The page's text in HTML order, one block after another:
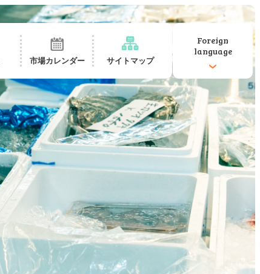
市場カレンダー サイトマップ
Foreign
language